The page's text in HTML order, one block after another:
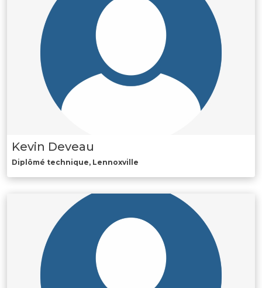
Kevin Deveau
Diplômé technique, Lennoxville